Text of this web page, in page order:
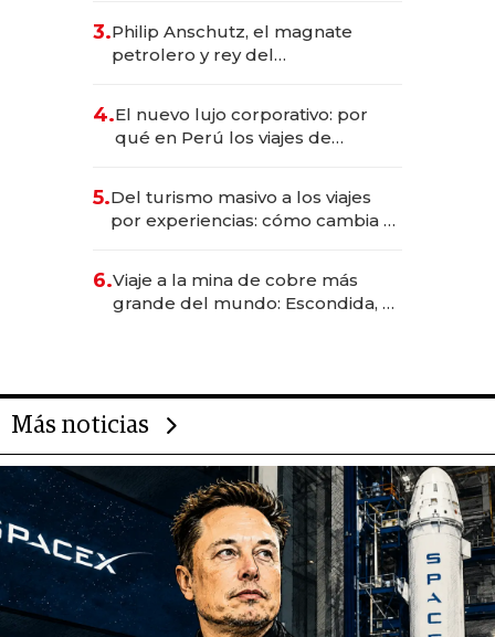
3.Philip Anschutz, el magnate
petrolero y rey del
Fénix
4.El nuevo lujo corporativo: por
qué en Perú los viajes de
transformadoras
5.Del turismo masivo a los viajes
por experiencias: cómo cambia el
6.Viaje a la mina de cobre más
grande del mundo: Escondida, el
Más noticias